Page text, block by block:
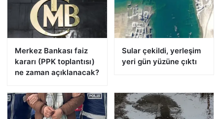
Merkez Bankası faiz
kararı (PPK toplantısı)
ne zaman açıklanacak?
Sular çekildi, yerleşim
yeri gün yüzüne çıktı